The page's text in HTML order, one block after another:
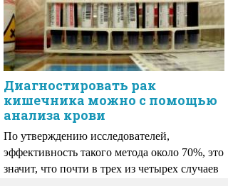
Диагностировать рак
кишечника можно с помощью
анализа крови
По утверждению исследователей,
эффективность такого метода около 70%, это
значит, что почти в трех из четырех случаев